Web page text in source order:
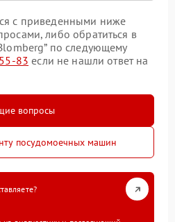
с приведенными ниже
либо обратиться в
по следующему
83 если не нашли ответ на
вопросы
посудомоечных машин